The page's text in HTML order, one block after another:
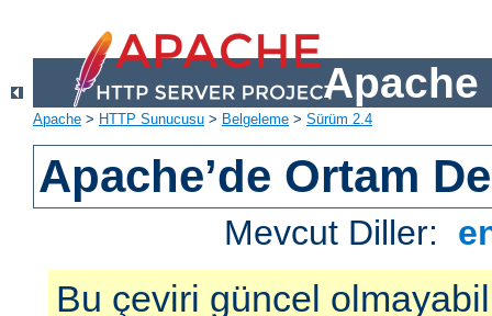
Apache
Apache > HTTP Sunucusu > Belgeleme > Sürüm 2.4
Apache’de Ortam
Mevcut Diller:
Bu çeviri güncel